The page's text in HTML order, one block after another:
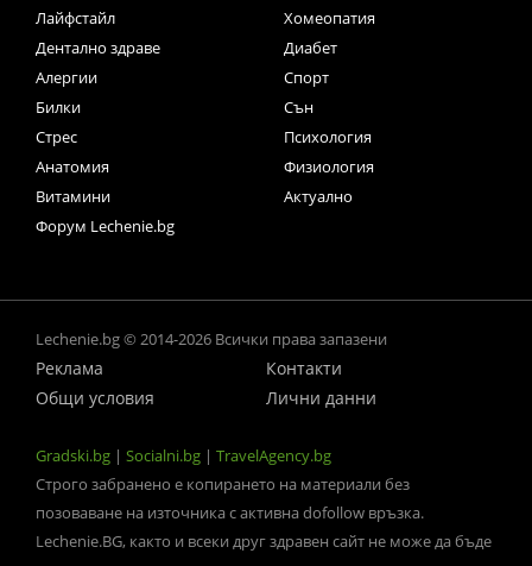
Лайфстайл
Хомеопатия
Дентално здраве
Диабет
Алергии
Спорт
Билки
Сън
Стрес
Психология
Анатомия
Физиология
Витамини
Актуално
Форум Lechenie.bg
Lechenie.bg © 2014-2026 Всички права запазени
Реклама
Контакти
Общи условия
Лични данни
Gradski.bg | Socialni.bg | TravelAgency.bg
Строго забранено е копирането на материали без
позоваване на източника с активна dofollow връзка.
Lechenie.BG, както и всеки друг здравен сайт не може да бъде